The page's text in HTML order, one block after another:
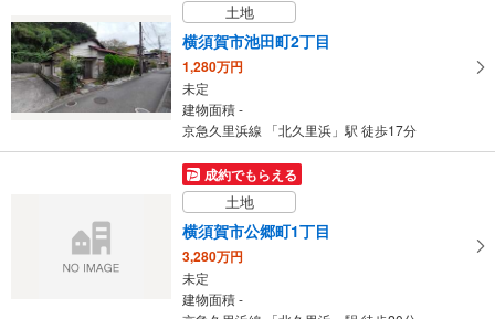
土地
横須賀市池田町2丁目
1,280万円
未定
建物面積 -
京急久里浜線 「北久里浜」駅 徒歩17分
成約でもらえる
土地
横須賀市公郷町1丁目
3,280万円
未定
建物面積 -